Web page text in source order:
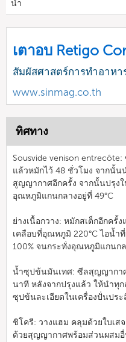
น้ำ
เตาอบ Retigo
สัมผัสศาสตร์การทำอาห
www.sinmag.co.th
ทิศทาง
Sousvide venison
แล้วหมักไว้ 48 ชั่วโมง จากนั้
สูญญากาศอีกครั้ง จากนั้นปรุง
อุณหภูมิแกนกลางอยู่ที่ 49°C
ย่างเนื้อกวาง: หมักสเต็กอีกครั้
เคลือบที่อุณหภูมิ 220°C ไอน้ำ
100% จนกระทั่งอุณหภูมิแกนกล
น้ำซุปข้นมันเทศ: ซีลสุญญากาศ
นาที หลังจากปรุงแล้ว ให้นำทุ
ซุปข้นละเอียดในเครื่องปั่นปร
ชิโครี: วางแฮม คลุมด้วยใบเ
ด้วยสุญญากาศพร้อมส่วนผสมอื่